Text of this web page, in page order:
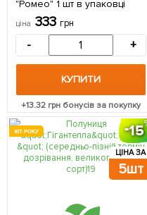
"Ромео" 1 шт в упаковці
ціна 333 грн
- +
КУПИТИ
+13.32грн бонусів за покупку
15
ЦІНА ЗА
5шт
ХІТ РОКУ